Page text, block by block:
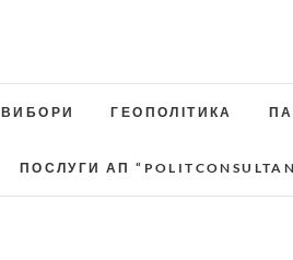
ВИБОРИ ГЕОПОЛІТИКА
ПОСЛУГИ АП